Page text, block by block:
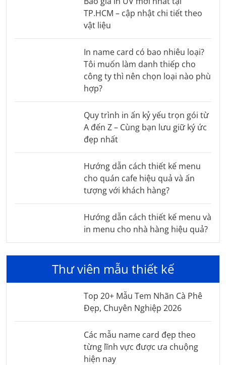
TP.HCM – cập nhật chi tiết theo
vật liệu
In name card có bao nhiêu loại?
Tôi muốn làm danh thiếp cho
công ty thì nên chọn loại nào phù
hợp?
Quy trình in ấn kỷ yếu trọn gói từ
A đến Z – Cùng bạn lưu giữ ký ức
đẹp nhất
Hướng dẫn cách thiết kế menu
cho quán cafe hiệu quả và ấn
tượng với khách hàng?
Hướng dẫn cách thiết kế menu và
in menu cho nhà hàng hiệu quả?
Thư viên mẫu thiết kế
Top 20+ Mẫu Tem Nhãn Cà Phê
Đẹp, Chuyên Nghiệp 2026
Các mẫu name card đẹp theo
từng lĩnh vực được ưa chuộng
hiện nay